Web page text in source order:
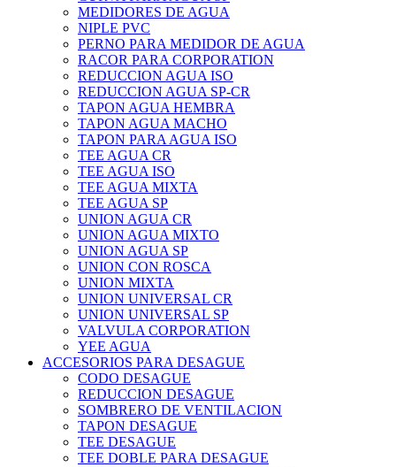
MEDIDORES DE AGUA
NIPLE PVC
PERNO PARA MEDIDOR DE AGUA
RACOR PARA CORPORATION
REDUCCION AGUA ISO
REDUCCION AGUA SP-CR
TAPON AGUA HEMBRA
TAPON AGUA MACHO
TAPON PARA AGUA ISO
TEE AGUA CR
TEE AGUA ISO
TEE AGUA MIXTA
TEE AGUA SP
UNION AGUA CR
UNION AGUA MIXTO
UNION AGUA SP
UNION CON ROSCA
UNION MIXTA
UNION UNIVERSAL CR
UNION UNIVERSAL SP
VALVULA CORPORATION
YEE AGUA
ACCESORIOS PARA DESAGUE
CODO DESAGUE
REDUCCION DESAGUE
SOMBRERO DE VENTILACION
TAPON DESAGUE
TEE DESAGUE
TEE DOBLE PARA DESAGUE